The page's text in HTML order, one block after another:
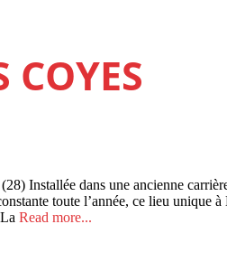
COYES
Installée dans une ancienne
toute l’année, ce lieu
Read more...